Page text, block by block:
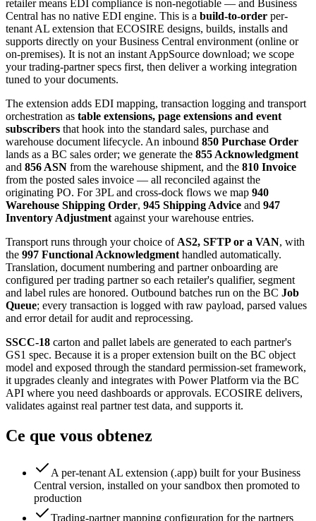
retailer means EDI compliance is non-negotiable — and Business
Central has no native EDI engine. This is a build-to-order per-
tenant AL extension that ECOSIRE designs, builds, installs and
supports directly on your Business Central environment (online or
on-premises). It is not an instant AppSource download; we scope
your trading-partner specs first, then deliver a working integration
tuned to your documents.
The extension adds EDI mapping, transaction logging and transport
orchestration as table extensions, page extensions and event
subscribers that hook into the standard sales, purchase and
warehouse document lifecycle. An inbound 850 Purchase Order
lands as a BC sales order; we generate the 855 Acknowledgment
and 856 ASN from the warehouse shipment, and the 810 Invoice
from the posted sales invoice — all reconciled against the
originating PO. For 3PL and cross-dock flows we map 940
Warehouse Shipping Order, 945 Shipping Advice and 947
Inventory Adjustment against your warehouse entries.
Transport runs through your choice of AS2, SFTP or a VAN, with
the 997 Functional Acknowledgment handled automatically.
Translation, document numbering and partner onboarding are
configured per trading partner so each retailer's qualifier, segment
and label rules are honored. Outbound batches run on the BC Job
Queue; every transaction is logged with raw payload, parsed values
and error detail for audit and reprocessing.
SSCC-18 carton and pallet labels are generated to each partner's
GS1 spec. Because it is a proper extension built on the BC object
model and exposed through the standard permission-set framework,
it upgrades cleanly and integrates with Power Platform via the BC
API where you need dashboards or approvals. ECOSIRE delivers,
validates against real partner test data, and supports it.
Ce que vous obtenez
A per-tenant AL extension (.app) built for your Business
Central version, installed on your sandbox then promoted to
production
Trading-partner mapping configuration for the partners